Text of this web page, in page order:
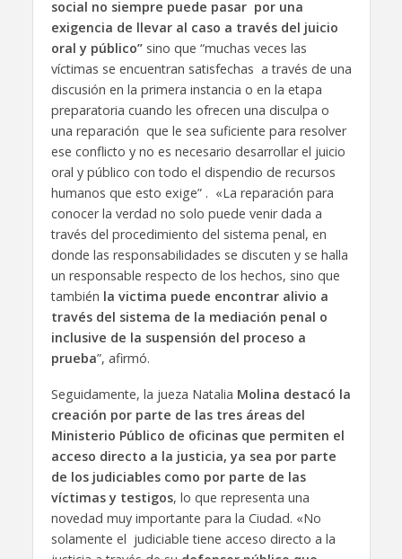
social no siempre puede pasar por una
exigencia de llevar al caso a través del juicio
oral y público”sino que “muchas veces las
víctimas se encuentran satisfechas a través de una
discusión en la primera instancia o en la etapa
preparatoria cuando les ofrecen una disculpa o
una reparación que le sea suficiente para resolver
ese conflicto y no es necesario desarrollar el juicio
oral y público con todo el dispendio de recursos
humanos que esto exige” . «La reparación para
conocer la verdad no solo puede venir dada a
través del procedimiento del sistema penal, en
donde las responsabilidades se discuten y se halla
un responsable respecto de los hechos, sino que
también la victima puede encontrar alivio a
través del sistema de la mediación penal o
inclusive de la suspensión del proceso a
prueba”, afirmó.
Seguidamente, la jueza Natalia Molina destacó la
creación por parte de las tres áreas del
Ministerio Público de oficinas que permiten el
acceso directo a la justicia, ya sea por parte
de los judiciables como por parte de las
víctimas y testigos, lo que representa una
novedad muy importante para la Ciudad. «No
solamente el judiciable tiene acceso directo a la